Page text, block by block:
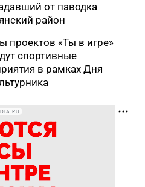
от паводка
район
проектов «Ты в игре»
спортивные
в рамках Дня
можно и нельзя
в Ермолаев день
увеличивают
на спорт и здоровый